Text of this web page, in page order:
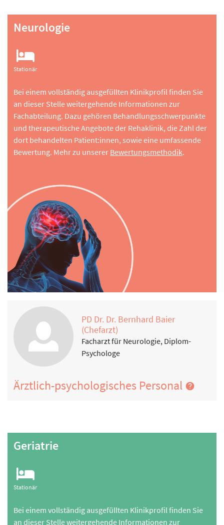
Neurologie
Stationär
Bei einem vollständig ausgefüllten Klinikprofil finden Sie
an dieser Stelle weitergehende Informationen zur
Fachabteilung. Dazu gehören Behandlungsschwerpunkte
und therapeutische Angebote der Rehaklinik, die Zahl der
dort behandelten Patient:innen, sowie eine umfassende
Bewertung. Mehr zu unserer Bewertungsmethodik.
PD Dr. Dr. Bernhard Baier
(Chefarzt)
Facharzt für Neurologie, Diplom-
Psychologe
Ärztlich-psychologisches Personal
Geriatrie
Stationär
Bei einem vollständig ausgefüllten Klinikprofil finden Sie
an dieser Stelle weitergehende Informationen zur